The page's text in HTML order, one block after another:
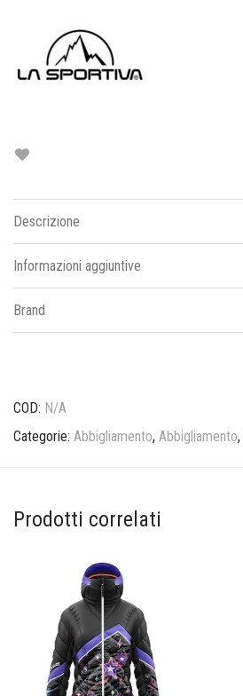
Descrizione
Informazioni aggiuntive
Brand
COD: N/A
Categorie: Abbigliamento, Abbigliamento,
Prodotti correlati